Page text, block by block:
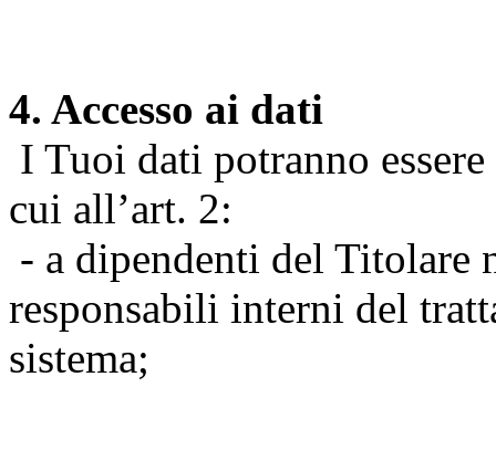
4. Accesso ai dati
I Tuoi dati potranno
cui all’art. 2:
- a dipendenti del Titolare
responsabili interni del
sistema;